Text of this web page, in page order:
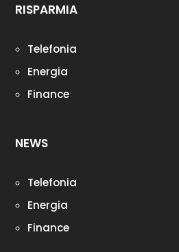
RISPARMIA
Telefonia
Energia
Finance
NEWS
Telefonia
Energia
Finance